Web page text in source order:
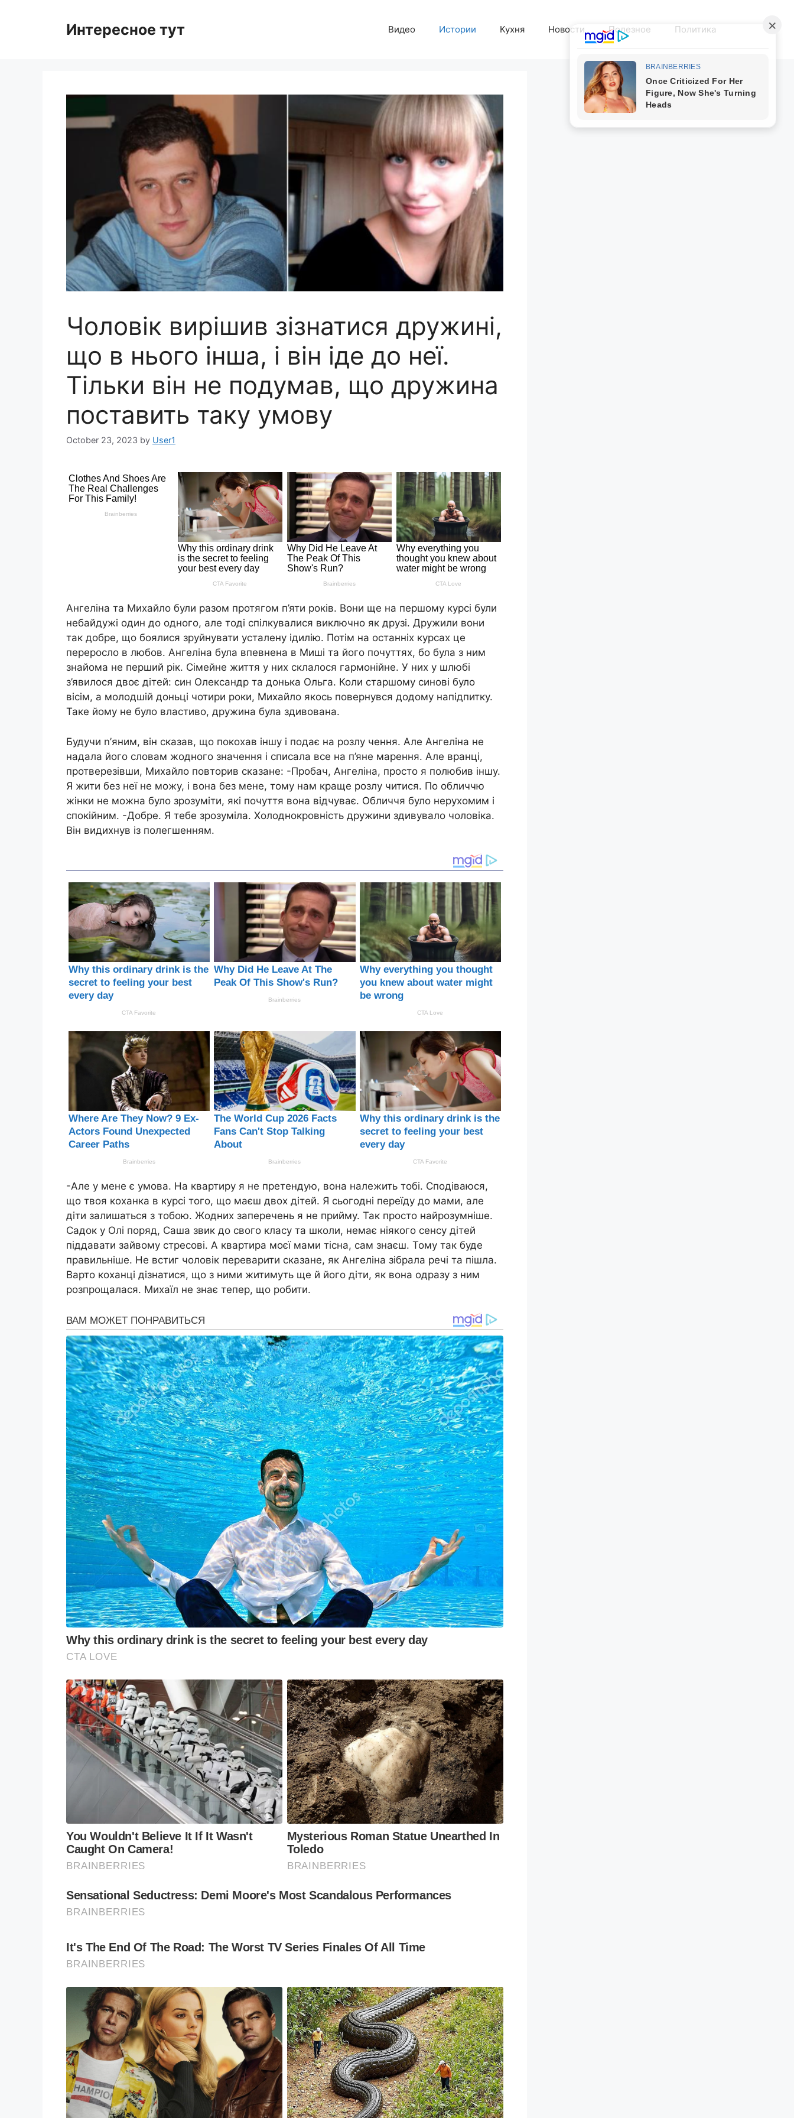
Интересное тут Видео Истории Кухня Новости Полезное Политика
Чоловік вирішив зізнатися дружині,
що в нього інша, і він іде до неї.
Тільки він не подумав, що дружина
поставить таку умову
October 23, 2023 by User1
Ангеліна та Михайло були разом протягом п’яти років. Вони ще на першому курсі були
небайдужі один до одного, але тоді спілкувалися виключно як друзі. Дружили вони
так добре, що боялися зруйнувати усталену ідилію. Потім на останніх курсах це
переросло в любов. Ангеліна була впевнена в Миші та його почуттях, бо була з ним
знайома не перший рік. Сімейне життя у них склалося гармонійне. У них у шлюбі
з’явилося двоє дітей: син Олександр та донька Ольга. Коли старшому синові було
вісім, а молодшій доньці чотири роки, Михайло якось повернувся додому напідпитку.
Таке йому не було властиво, дружина була здивована.
Будучи n’яним, він сказав, що покохав іншу і подає на розлу чення. Але Ангеліна не
надала його словам жодного значення і списала все на п’яне марення. Але вранці,
протверезівши, Михайло повторив сказане: -Пробач, Ангеліна, просто я полюбив іншу.
Я жити без неї не можу, і вона без мене, тому нам краще розлу читися. По обличчю
жінки не можна було зрозуміти, які почуття вона відчуває. Обличчя було нерухомим і
спокійним. -Добре. Я тебе зрозуміла. Холоднокровність дружини здивувало чоловіка.
Він видихнув із полегшенням.
-Але у мене є умова. На квартиру я не претендую, вона належить тобі. Сподіваюся,
що твоя коханка в курсі того, що маєш двох дітей. Я сьогодні переїду до мами, але
діти залишаться з тобою. Жодних заперечень я не прийму. Так просто найрозумніше.
Садок у Олі поряд, Саша звик до свого класу та школи, немає ніякого сенсу дітей
піддавати зайвому стресові. А квартира моєї мами тісна, сам знаєш. Тому так буде
правильніше. Не встиг чоловік переварити сказане, як Ангеліна зібрала речі та пішла.
Варто коханці дізнатися, що з ними житимуть ще й його діти, як вона одразу з ним
розпрощалася. Михаїл не знає тепер, що робити.